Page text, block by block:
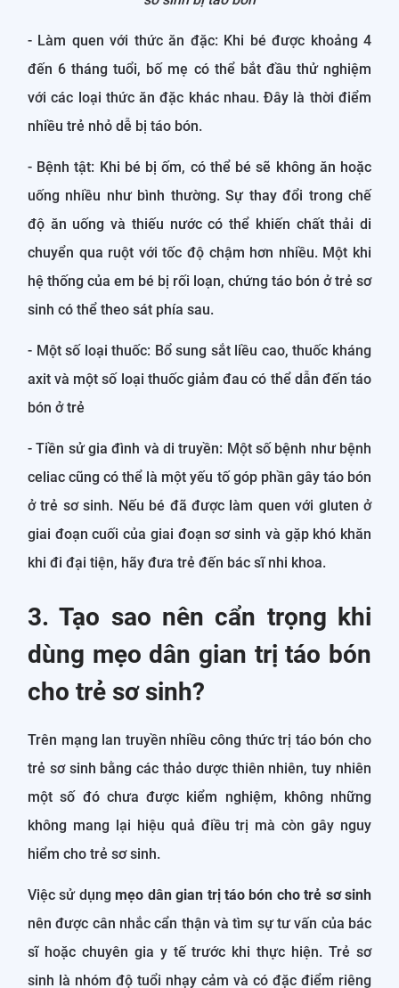
- Làm quen với thức ăn đặc: Khi bé được khoảng 4
đến 6 tháng tuổi, bố mẹ có thể bắt đầu thử nghiệm
với các loại thức ăn đặc khác nhau. Đây là thời điểm
nhiều trẻ nhỏ dễ bị táo bón.
- Bệnh tật: Khi bé bị ốm, có thể bé sẽ không ăn hoặc
uống nhiều như bình thường. Sự thay đổi trong chế
độ ăn uống và thiếu nước có thể khiến chất thải di
chuyển qua ruột với tốc độ chậm hơn nhiều. Một khi
hệ thống của em bé bị rối loạn, chứng táo bón ở trẻ sơ
sinh có thể theo sát phía sau.
- Một số loại thuốc: Bổ sung sắt liều cao, thuốc kháng
axit và một số loại thuốc giảm đau có thể dẫn đến táo
bón ở trẻ
- Tiền sử gia đình và di truyền: Một số bệnh như bệnh
celiac cũng có thể là một yếu tố góp phần gây táo bón
ở trẻ sơ sinh. Nếu bé đã được làm quen với gluten ở
giai đoạn cuối của giai đoạn sơ sinh và gặp khó khăn
khi đi đại tiện, hãy đưa trẻ đến bác sĩ nhi khoa.
3. Tạo sao nên cẩn trọng khi
dùng mẹo dân gian trị táo bón
cho trẻ sơ sinh?
Trên mạng lan truyền nhiều công thức trị táo bón cho
trẻ sơ sinh bằng các thảo dược thiên nhiên, tuy nhiên
một số đó chưa được kiểm nghiệm, không những
không mang lại hiệu quả điều trị mà còn gây nguy
hiểm cho trẻ sơ sinh.
Việc sử dụngmẹo dân gian trị táo bón cho trẻ sơ sinh
nên được cân nhắc cẩn thận và tìm sự tư vấn của bác
sĩ hoặc chuyên gia y tế trước khi thực hiện. Trẻ sơ
sinh là nhóm độ tuổi nhạy cảm và có đặc điểm riêng